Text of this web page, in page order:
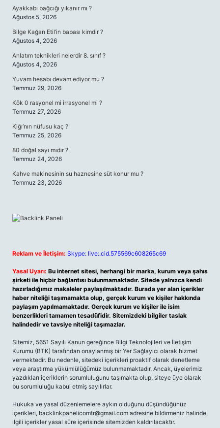
Ayakkabı bağcığı yıkanır mı ?
Ağustos 5, 2026
Bilge Kağan Etil’in babası kimdir ?
Ağustos 4, 2026
Anlatım teknikleri nelerdir 8. sınıf ?
Ağustos 4, 2026
Yuvam hesabı devam ediyor mu ?
Temmuz 29, 2026
Kök 0 rasyonel mi irrasyonel mi ?
Temmuz 27, 2026
Kiğı’nın nüfusu kaç ?
Temmuz 25, 2026
80 doğal sayı mıdır ?
Temmuz 24, 2026
Kahve makinesinin su haznesine süt konur mu ?
Temmuz 23, 2026
Reklam ve İletişim: Skype: live:.cid.575569c608265c69
Yasal Uyarı: Bu internet sitesi, herhangi bir marka, kurum veya şahıs
şirketi ile hiçbir bağlantısı bulunmamaktadır. Sitede yalnızca kendi
hazırladığımız makaleler paylaşılmaktadır. Burada yer alan içerikler
haber niteliği taşımamakta olup, gerçek kurum ve kişiler hakkında
paylaşım yapılmamaktadır. Gerçek kurum ve kişiler ile isim
benzerlikleri tamamen tesadüfidir. Sitemizdeki bilgiler taslak
halindedir ve tavsiye niteliği taşımazlar.
Sitemiz, 5651 Sayılı Kanun gereğince Bilgi Teknolojileri ve İletişim
Kurumu (BTK) tarafından onaylanmış bir Yer Sağlayıcı olarak hizmet
vermektedir. Bu nedenle, sitedeki içerikleri proaktif olarak denetleme
veya araştırma yükümlülüğümüz bulunmamaktadır. Ancak, üyelerimiz
yazdıkları içeriklerin sorumluluğunu taşımakta olup, siteye üye olarak
bu sorumluluğu kabul etmiş sayılırlar.
Hukuka ve yasal düzenlemelere aykırı olduğunu düşündüğünüz
içerikleri, backlinkpanelicomtr@gmail.com adresine bildirmeniz halinde,
ilgili içerikler yasal süre içerisinde sitemizden kaldırılacaktır.